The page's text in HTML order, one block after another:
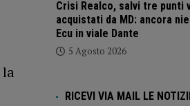
Crisi Realco, salvi tre punti
acquistati da MD: ancora
Ecu in viale Dante
5 Agosto 2026
RICEVI VIA MAIL LE